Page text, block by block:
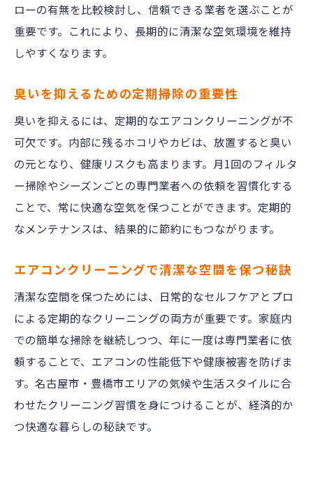
ローの有無を比較検討し、信頼できる業者を選ぶことが
重要です。これにより、長期的に清潔な空気環境を維持
しやすくなります。
臭いを抑えるための定期掃除の重要性
臭いを抑えるには、定期的なエアコンクリーニングが不
可欠です。内部に残るホコリやカビは、放置すると臭い
の元となり、健康リスクも高まります。月1回のフィルタ
ー掃除やシーズンごとの専門業者への依頼を習慣化する
ことで、常に快適な空気を保つことができます。定期的
なメンテナンスは、結果的に節約にもつながります。
エアコンクリーニングで清潔な空間を保つ秘訣
清潔な空間を保つためには、日常的なセルフケアとプロ
による定期的なクリーニングの両方が重要です。家庭内
での簡単な掃除を継続しつつ、年に一度は専門業者に依
頼することで、エアコンの性能低下や健康被害を防げま
す。名古屋市・豊橋市エリアの気候や生活スタイルに合
わせたクリーニング習慣を身につけることが、経済的か
つ快適な暮らしの秘訣です。